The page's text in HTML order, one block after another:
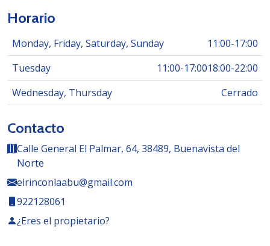
Contacto
Calle General El Palmar, 64, 38489, Buenavista del
Norte
elrinconlaabu@gmail.com
922128061
¿Eres el propietario?
Horario
Monday, Friday, Saturday, Sunday 11:00-17:00
Tuesday
11:00-17:0018:00-22:00
Wednesday, Thursday
Cerrado